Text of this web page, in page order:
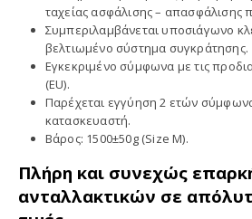
ταχείας ασφάλισης –
Συμπεριλαμβάνεται υποσιάγωνο
βελτιωμένο σύστημα συγκράτησης.
Εγκεκριμένο σύμφωνα με τις
(EU).
Παρέχεται εγγύηση 2 ετών σύμφωνα
κατασκευαστή.
Βάρος: 1500±50g (Size M).
Πλήρη και συνεχώς
ανταλλακτικών σε